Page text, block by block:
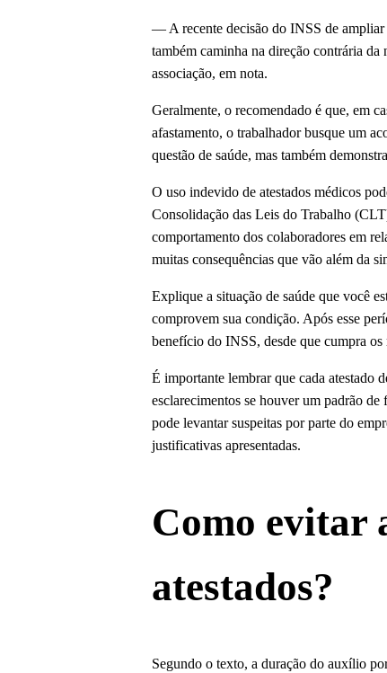
— A recente decisão do INSS de ampliar
também caminha na direção contrária
associação, em nota.
Geralmente, o recomendado é que, em
afastamento, o trabalhador busque um
questão de saúde, mas também
O uso indevido de atestados médicos
Consolidação das Leis do Trabalho
comportamento dos colaboradores em
muitas consequências que vão além da
Explique a situação de saúde que você
comprovem sua condição. Após esse
benefício do INSS, desde que cumpra os
É importante lembrar que cada atestado
esclarecimentos se houver um padrão
pode levantar suspeitas por parte do
justificativas apresentadas.
Como evitar
atestados?
Segundo o texto, a duração do auxílio